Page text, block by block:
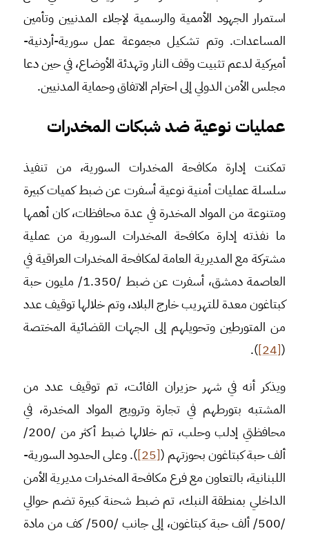
استمرار الجهود الأممية والرسمية لإجلاء المدنيين وتأمين
المساعدات. وتم تشكيل مجموعة عمل سورية-أردنية-
أميركية لدعم تثبيت وقف النار وتهدئة الأوضاع، في حين دعا
مجلس الأمن الدولي إلى احترام الاتفاق وحماية المدنيين.
عمليات نوعية ضد شبكات المخدرات
تمكنت إدارة مكافحة المخدرات السورية، من تنفيذ
سلسلة عمليات أمنية نوعية أسفرت عن ضبط كميات كبيرة
ومتنوعة من المواد المخدرة في عدة محافظات، كان أهمها
ما نفذته إدارة مكافحة المخدرات السورية من عملية
مشتركة مع المديرية العامة لمكافحة المخدرات العراقية في
العاصمة دمشق، أسفرت عن ضبط /1.350/ مليون حبة
كبتاغون معدة للتهريب خارج البلاد، وتم خلالها توقيف عدد
من المتورطين وتحويلهم إلى الجهات القضائية المختصة
(
[24]
).
ويذكر أنه في شهر حزيران الفائت، تم توقيف عدد من
المشتبه بتورطهم في تجارة وترويج المواد المخدرة، في
محافظتي إدلب وحلب، تم خلالها ضبط أكثر من /200/
ألف حبة كبتاغون بحوزتهم ([25]
). وعلى الحدود السورية-
اللبنانية، بالتعاون مع فرع مكافحة المخدرات مديرية الأمن
الداخلي بمنطقة النبك، تم ضبط شحنة كبيرة تضم حوالي
/500/ ألف حبة كبتاغون، إلى جانب /500/ كف من مادة